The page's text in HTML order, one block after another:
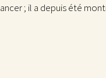
; il a depuis été